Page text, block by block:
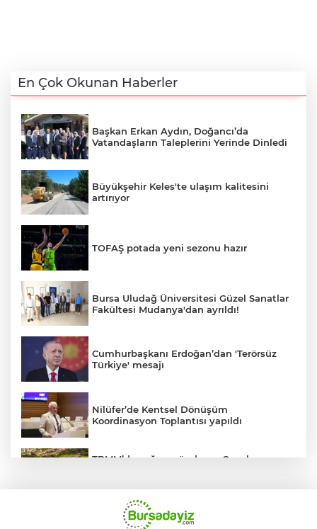
En Çok Okunan Haberler
Başkan Erkan Aydın, Doğancı’da
Vatandaşların Taleplerini Yerinde Dinledi
Büyükşehir Keles'te ulaşım kalitesini
artırıyor
TOFAŞ potada yeni sezonu hazır
Bursa Uludağ Üniversitesi Güzel Sanatlar
Fakültesi Mudanya'dan ayrıldı!
Cumhurbaşkanı Erdoğan’dan 'Terörsüz
Türkiye' mesajı
Nilüfer’de Kentsel Dönüşüm
Koordinasyon Toplantısı yapıldı
TBMM’de yoğun gündem... Çocuk
BUSKİ'den su tarifeleri açıklaması... Aylık